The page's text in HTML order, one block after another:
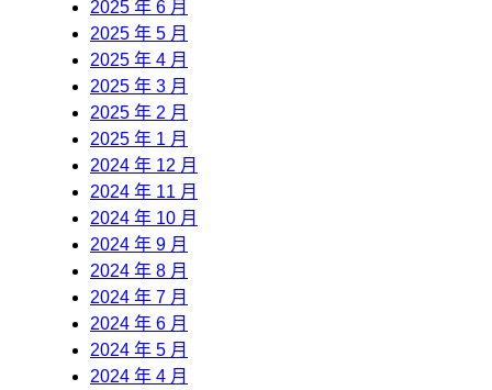
2025 年 6 月
2025 年 5 月
2025 年 4 月
2025 年 3 月
2025 年 2 月
2025 年 1 月
2024 年 12 月
2024 年 11 月
2024 年 10 月
2024 年 9 月
2024 年 8 月
2024 年 7 月
2024 年 6 月
2024 年 5 月
2024 年 4 月